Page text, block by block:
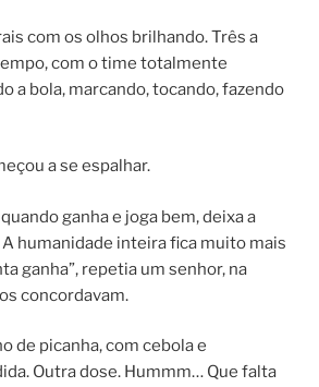
com os olhos brilhando. Três a
com o time totalmente
a bola, marcando, tocando, fazendo
a se espalhar.
ganha e joga bem, deixa a
humanidade inteira fica muito mais
ganha”, repetia um senhor, na
concordavam.
de picanha, com cebola e
Outra dose. Hummm… Que falta